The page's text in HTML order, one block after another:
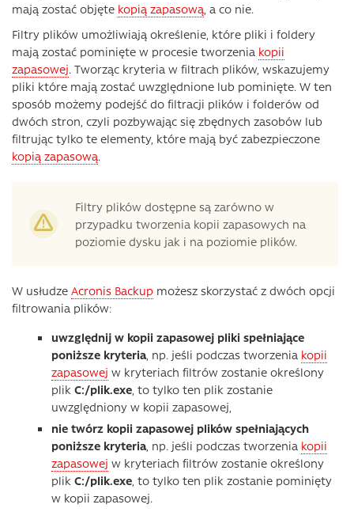
mają zostać objęte kopią zapasową, a co nie.
Filtry plików umożliwiają określenie, które pliki i foldery
mają zostać pominięte w procesie tworzenia kopii
zapasowej. Tworząc kryteria w filtrach plików, wskazujemy
pliki które mają zostać uwzględnione lub pominięte. W ten
sposób możemy podejść do filtracji plików i folderów od
dwóch stron, czyli pozbywając się zbędnych zasobów lub
filtrując tylko te elementy, które mają być zabezpieczone
kopią zapasową.
Filtry plików dostępne są zarówno w
przypadku tworzenia kopii zapasowych na
poziomie dysku jak i na poziomie plików.
W usłudze Acronis Backup możesz skorzystać z dwóch opcji
filtrowania plików:
uwzględnij w kopii zapasowej pliki spełniające
poniższe kryteria, np. jeśli podczas tworzenia kopii
zapasowej w kryteriach filtrów zostanie określony
plik C:/plik.exe, to tylko ten plik zostanie
uwzględniony w kopii zapasowej,
nie twórz kopii zapasowej plików spełniających
poniższe kryteria, np. jeśli podczas tworzenia kopii
zapasowej w kryteriach filtrów zostanie określony
plik C:/plik.exe, to tylko ten plik zostanie pominięty
w kopii zapasowej.